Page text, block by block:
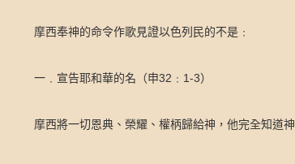
摩西奉神的命令作歌見證以色列民的不是﹕
一﹒宣告耶和華的名（申32 ﹕ 1-3）
摩西將一切恩典、榮耀、權柄歸給神，他完全知道